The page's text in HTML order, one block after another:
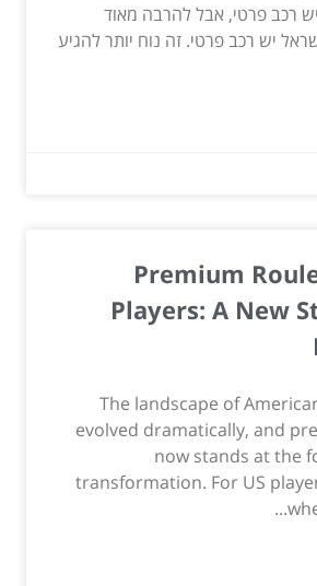
רכב פרטי, אבל להרבה מאוד
יש רכב פרטי. זה נוח יותר להגיע
Premium
Players: A New
The landscape of
evolved dramatically, and
now stands at the
transformation. For US